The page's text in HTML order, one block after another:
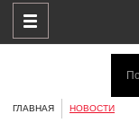
ГЛАВНАЯ НОВОСТИ